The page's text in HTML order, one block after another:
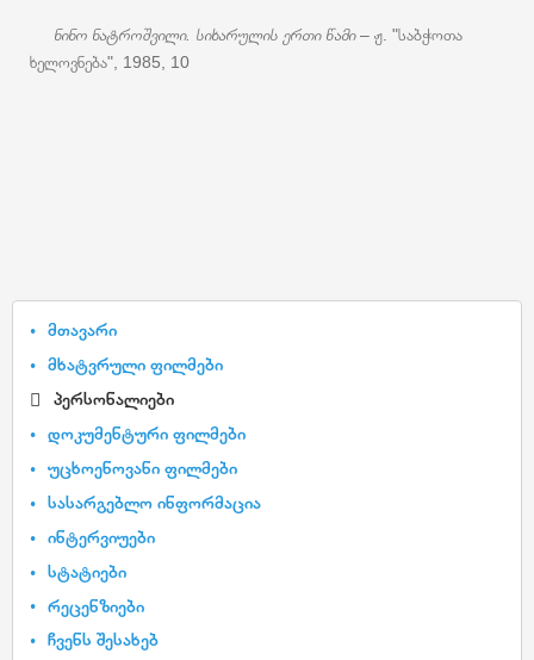
ნინო ნატროშვილი. სიხარულის ერთი წამი– ჟ. "საბჭოთა
ხელოვნება", 1985, 10
მთავარი
მხატვრული ფილმები
პერსონალიები
დოკუმენტური ფილმები
უცხოენოვანი ფილმები
სასარგებლო ინფორმაცია
ინტერვიუები
სტატიები
რეცენზიები
ჩვენს შესახებ